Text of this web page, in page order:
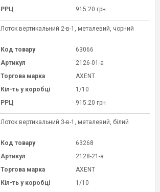
РРЦ
915.20 грн
Лоток вертикальний 2-в-1, металевий, чорний
Код товару
63066
Артикул
2126-01-a
Торгова марка
AXENT
Кіл-ть у коробці
1/10
РРЦ
915.20 грн
Лоток вертикальний 3-в-1, металевий, білий
Код товару
63268
Артикул
2128-21-a
Торгова марка
AXENT
Кіл-ть у коробці
1/10